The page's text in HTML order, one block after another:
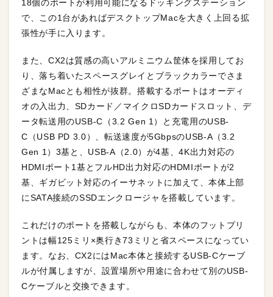
18個のポートが利用可能になるドッキングステーション
で、この1台があればデスクトップMacを大きく上回る拡
張性が手に入ります。
また、CX2は質感の高いアルミニウム筐体を採用してお
り、落ち着いたスペースグレイとブラックカラーでさま
ざまなMacとも相性が抜群。搭載するポートはオーディ
オの入出力、SDカード／マイクロSDカードスロット、デ
ータ転送用のUSB-C（3.2 Gen 1）と充電用のUSB-
C（USB PD 3.0）、転送速度が5GbpsのUSB-A（3.2
Gen 1）3基と、USB-A（2.0）が4基、4K出力対応の
HDMIポート1基とフルHD出力対応のHDMIポートが2
基、ギガビット対応のイーサネットに加えて、本体上部
にSATA接続のSSDエンクロージャを搭載しています。
これだけのポートを搭載しながらも、本体のフットプリ
ントは幅125ミリ×奥行き73ミリと省スペースになってい
ます。なお、CX2にはMac本体と接続するUSB-Cケーブ
ルが付属しますが、設置場所や用途に合わせて別のUSB-
Cケーブルと交換できます。